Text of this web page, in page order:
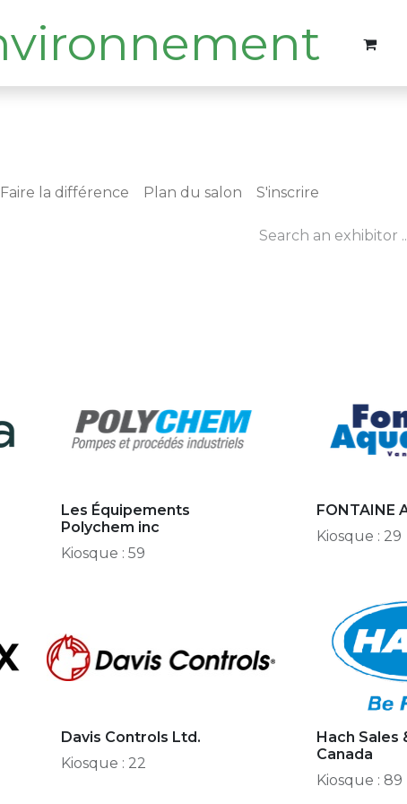
Faire la différence Plan du salon S'inscrire
Les Équipements
Polychem inc
Kiosque : 59
FONTAINE
Kiosque : 29
Davis Controls Ltd.
Kiosque : 22
Hach Sales
Canada
Kiosque : 89